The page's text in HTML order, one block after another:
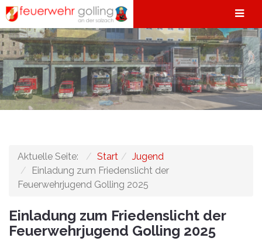
Aktuelle Seite: Start
Jugend
Einladung zum Friedenslicht der
Feuerwehrjugend Golling 2025
Einladung zum Friedenslicht der
Feuerwehrjugend Golling 2025